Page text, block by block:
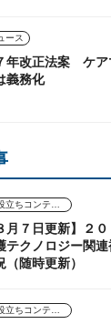
ース
年改正法案 ケ
義務化
お役立ちコンテンツ
月７日更新】２
テクノロジー関
（随時更新）
お役立ちコンテンツ